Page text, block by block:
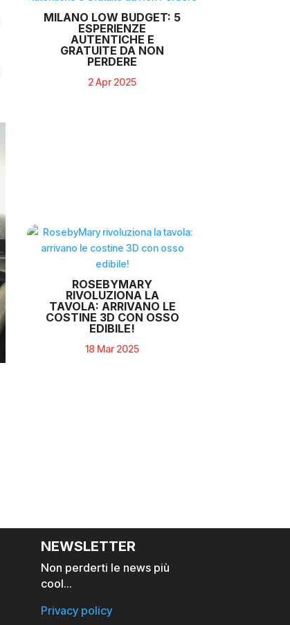
MILANO LOW BUDGET: 5
ESPERIENZE
AUTENTICHE E
GRATUITE DA NON
PERDERE
2 Apr 2025
ROSEBYMARY
RIVOLUZIONA LA
TAVOLA: ARRIVANO LE
COSTINE 3D CON OSSO
EDIBILE!
18 Mar 2025
NEWSLETTER
Non perderti le news più
cool…
Privacy policy